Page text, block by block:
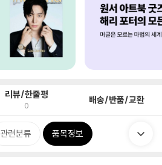
리뷰/한줄평
0 배송/반품/교환
관련분류 품목정보